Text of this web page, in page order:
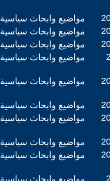
مواضيع وابحاث سياسية
مواضيع وابحاث سياسية
مواضيع وابحاث سياسية
مواضيع وابحاث سياسية
مواضيع وابحاث سياسية
مواضيع وابحاث سياسية
مواضيع وابحاث سياسية
مواضيع وابحاث سياسية
مواضيع وابحاث سياسية
مواضيع وابحاث سياسية